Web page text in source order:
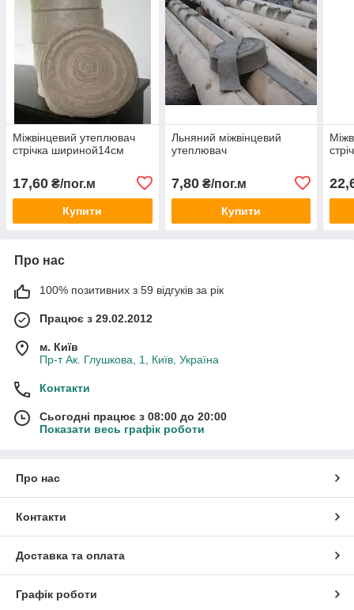
Міжвінцевий утеплювач
стрічка шириной14см
17,60 ₴/пог.м
Купити
Льняний міжвінцевий
утеплювач
7,80₴/пог.м
Купити
Про нас
100% позитивних з 59 відгуків за рік
Працює з 29.02.2012
м. Київ
Пр-т Ак. Глушкова, 1, Київ, Україна
Контакти
Сьогодні працює з 08:00 до 20:00
Показати весь графік роботи
Про нас
Контакти
Доставка та оплата
Графік роботи